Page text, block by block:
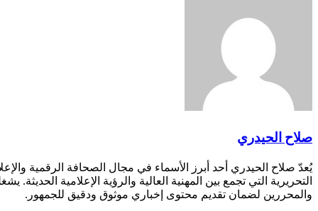
صلاح الحيدري
يُعدّ صلاح الحيدري أحد أبرز الأسماء في مجال الصحافة الرقمية
التحريرية التي تجمع بين المهنية العالية والرؤية الإعلامية
والمحررين لضمان تقديم محتوى إخباري موثوق ودقيق للجمهور.